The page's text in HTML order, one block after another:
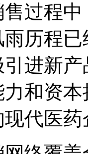
过程
历程
进新
和资
代医药